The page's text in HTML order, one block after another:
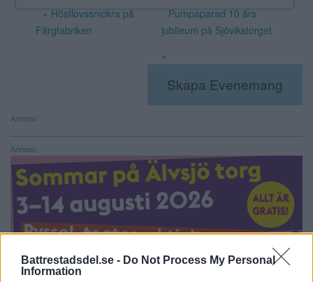
Battrestadsdel.se - Do Not Process My Personal
Information
« Höstlovssnickra på
Färgfabriken
Pumpaparad 10 års
jubileum på Sjövikstorget
»
Skapa Evenemang
Annons:
Annons: